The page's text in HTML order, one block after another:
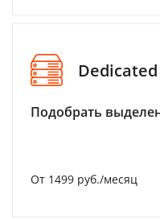
Dedicated
Подобрать
От 1499 руб./месяц